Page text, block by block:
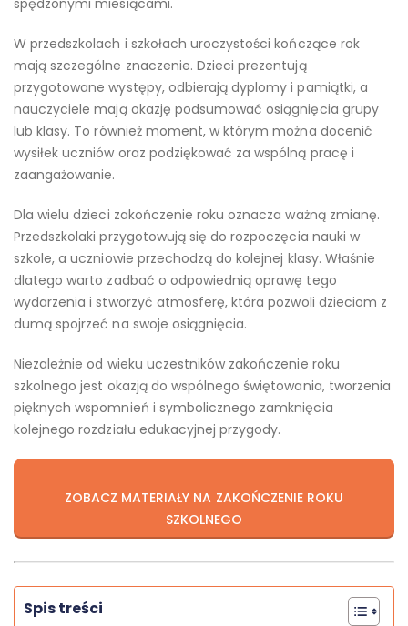
W przedszkolach i szkołach uroczystości kończące rok
mają szczególne znaczenie. Dzieci prezentują
przygotowane występy, odbierają dyplomy i pamiątki, a
nauczyciele mają okazję podsumować osiągnięcia grupy
lub klasy. To również moment, w którym można docenić
wysiłek uczniów oraz podziękować za wspólną pracę i
zaangażowanie.
Dla wielu dzieci zakończenie roku oznacza ważną zmianę.
Przedszkolaki przygotowują się do rozpoczęcia nauki w
szkole, a uczniowie przechodzą do kolejnej klasy. Właśnie
dlatego warto zadbać o odpowiednią oprawę tego
wydarzenia i stworzyć atmosferę, która pozwoli dzieciom z
dumą spojrzeć na swoje osiągnięcia.
Niezależnie od wieku uczestników zakończenie roku
szkolnego jest okazją do wspólnego świętowania, tworzenia
pięknych wspomnień i symbolicznego zamknięcia
kolejnego rozdziału edukacyjnej przygody.
ZOBACZ MATERIAŁY NA ZAKOŃCZENIE ROKU
SZKOLNEGO
Spis treści